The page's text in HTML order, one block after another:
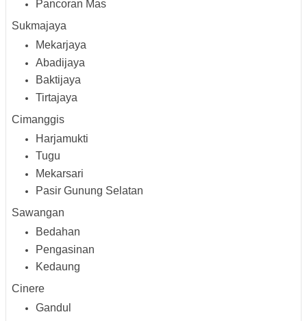
Pancoran Mas
Sukmajaya
Mekarjaya
Abadijaya
Baktijaya
Tirtajaya
Cimanggis
Harjamukti
Tugu
Mekarsari
Pasir Gunung Selatan
Sawangan
Bedahan
Pengasinan
Kedaung
Cinere
Gandul